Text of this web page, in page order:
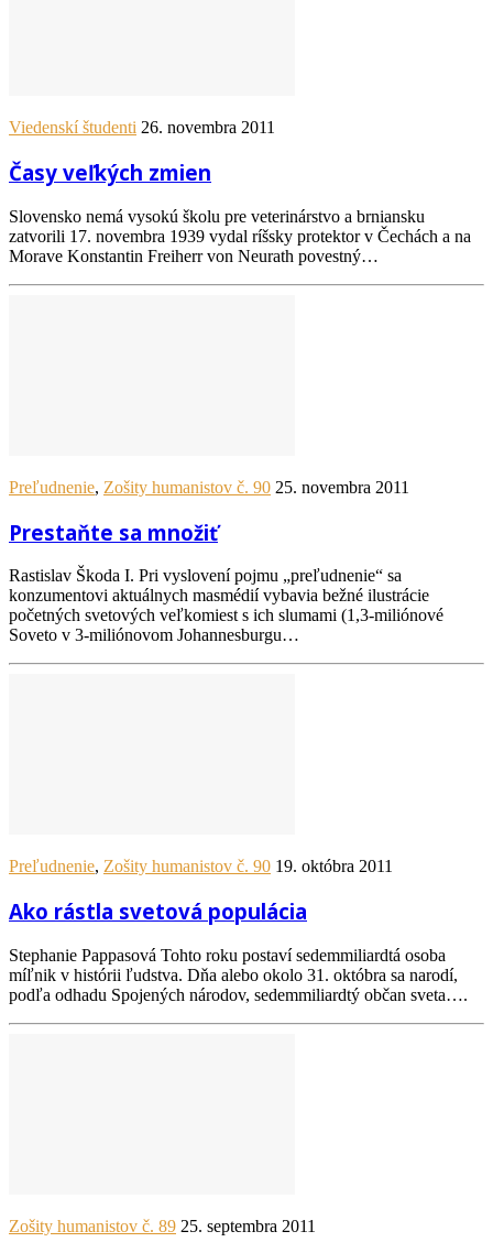
Viedenskí študenti 26. novembra 2011
Časy veľkých zmien
Slovensko nemá vysokú školu pre veterinárstvo a brniansku
zatvorili 17. novembra 1939 vydal ríšsky protektor v Čechách a na
Morave Konstantin Freiherr von Neurath povestný…
Preľudnenie, Zošity humanistov č. 90 25. novembra 2011
Prestaňte sa množiť
Rastislav Škoda I. Pri vyslovení pojmu „preľudnenie“ sa
konzumentovi aktuálnych masmédií vybavia bežné ilustrácie
početných svetových veľkomiest s ich slumami (1,3-miliónové
Soveto v 3-miliónovom Johannesburgu…
Preľudnenie, Zošity humanistov č. 90 19. októbra 2011
Ako rástla svetová populácia
Stephanie Pappasová Tohto roku postaví sedemmiliardtá osoba
míľnik v histórii ľudstva. Dňa alebo okolo 31. októbra sa narodí,
podľa odhadu Spojených národov, sedemmiliardtý občan sveta….
Zošity humanistov č. 89 25. septembra 2011